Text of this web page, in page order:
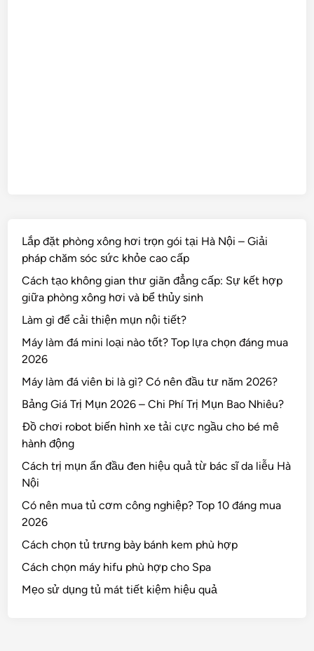
Lắp đặt phòng xông hơi trọn gói tại Hà Nội – Giải
pháp chăm sóc sức khỏe cao cấp
Cách tạo không gian thư giãn đẳng cấp: Sự kết hợp
giữa phòng xông hơi và bể thủy sinh
Làm gì để cải thiện mụn nội tiết?
Máy làm đá mini loại nào tốt? Top lựa chọn đáng mua
2026
Máy làm đá viên bi là gì? Có nên đầu tư năm 2026?
Bảng Giá Trị Mụn 2026 – Chi Phí Trị Mụn Bao Nhiêu?
Đồ chơi robot biến hình xe tải cực ngầu cho bé mê
hành động
Cách trị mụn ẩn đầu đen hiệu quả từ bác sĩ da liễu Hà
Nội
Có nên mua tủ cơm công nghiệp? Top 10 đáng mua
2026
Cách chọn tủ trưng bày bánh kem phù hợp
Cách chọn máy hifu phù hợp cho Spa
Mẹo sử dụng tủ mát tiết kiệm hiệu quả